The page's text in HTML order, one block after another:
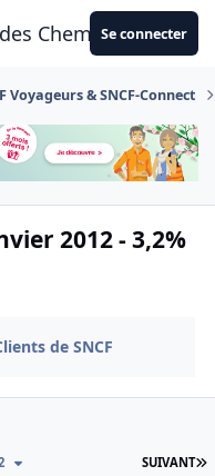
CheminotsSe connecter
Voyageurs & SNCF-Connect
2012 - 3,2%
de SNCF
SUIVANT